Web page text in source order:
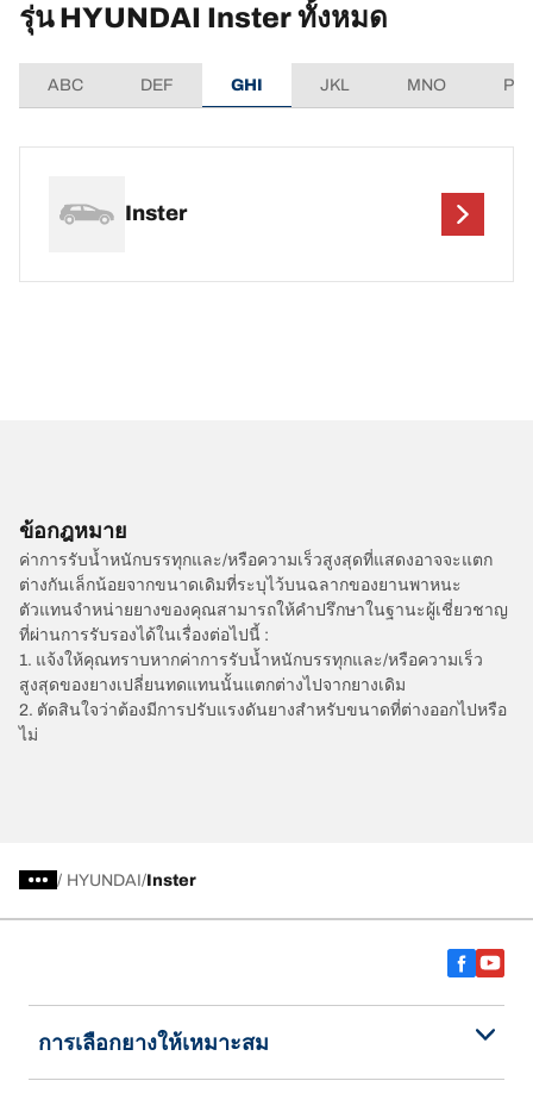
รุ่น HYUNDAI Inster ทั้งหมด
ABC DEF GHI JKL MNO
Inster
ข้อกฎหมาย
ค่าการรับน้ำหนักบรรทุกและ/หรือความเร็วสูงสุดที่แสดงอาจจะแตก
ต่างกันเล็กน้อยจากขนาดเดิมที่ระบุไว้บนฉลากของยานพาหนะ
ตัวแทนจำหน่ายยางของคุณสามารถให้คำปรึกษาในฐานะผู้เชี่ยวชาญ
ที่ผ่านการรับรองได้ในเรื่องต่อไปนี้ :
1. แจ้งให้คุณทราบหากค่าการรับน้ำหนักบรรทุกและ/หรือความเร็ว
สูงสุดของยางเปลี่ยนทดแทนนั้นแตกต่างไปจากยางเดิม
2. ตัดสินใจว่าต้องมีการปรับแรงดันยางสำหรับขนาดที่ต่างออกไปหรือ
ไม่
/ HYUNDAI Inster
การเลือกยางให้เหมาะสม